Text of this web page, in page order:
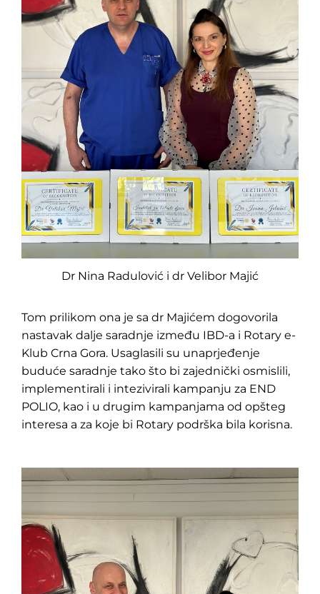
Dr Nina Radulović i dr Velibor Majić
Tom prilikom ona je sa dr Majićem dogovorila
nastavak dalje saradnje između IBD-a i Rotary e-
Klub Crna Gora. Usaglasili su unaprjeđenje
buduće saradnje tako što bi zajednički osmislili,
implementirali i intezivirali kampanju za END
POLIO, kao i u drugim kampanjama od opšteg
interesa a za koje bi Rotary podrška bila korisna.